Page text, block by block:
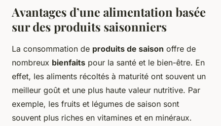
Avantages d’une alimentation basée
sur des produits saisonniers
La consommation de produits de saison offre de
nombreux bienfaits pour la santé et le bien-être. En
effet, les aliments récoltés à maturité ont souvent un
meilleur goût et une plus haute valeur nutritive. Par
exemple, les fruits et légumes de saison sont
souvent plus riches en vitamines et en minéraux.